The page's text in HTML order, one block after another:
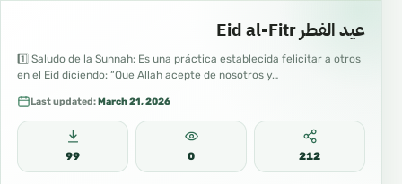
عيد الفطر Eid al-Fitr
1️⃣ Saludo de la Sunnah: Es una práctica establecida felicitar a otros
en el Eid diciendo: “Que Allah acepte de nosotros y…
Last updated:March 21, 2026
99 0 212